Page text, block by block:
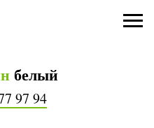
белый
97 94